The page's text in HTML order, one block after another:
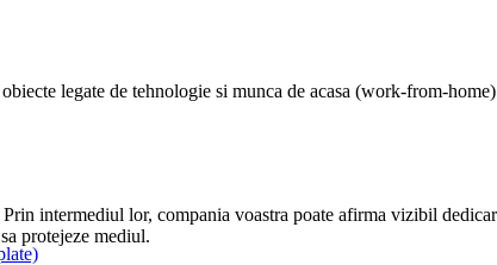
legate de tehnologie si munca de acasa (work-from-
intermediul lor, compania voastra poate afirma vizibil
protejeze mediul.